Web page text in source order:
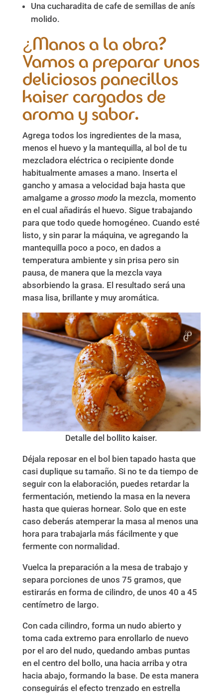
Una cucharadita de cafe de semillas de anís
molido.
¿Manos a la obra?
Vamos a preparar unos
deliciosos panecillos
kaiser cargados de
aroma y sabor.
Agrega todos los ingredientes de la masa,
menos el huevo y la mantequilla, al bol de tu
mezcladora eléctrica o recipiente donde
habitualmente amases a mano. Inserta el
gancho y amasa a velocidad baja hasta que
amalgame a grosso modo la mezcla, momento
en el cual añadirás el huevo. Sigue trabajando
para que todo quede homogéneo. Cuando esté
listo, y sin parar la máquina, ve agregando la
mantequilla poco a poco, en dados a
temperatura ambiente y sin prisa pero sin
pausa, de manera que la mezcla vaya
absorbiendo la grasa. El resultado será una
masa lisa, brillante y muy aromática.
Detalle del bollito kaiser.
Déjala reposar en el bol bien tapado hasta que
casi duplique su tamaño. Si no te da tiempo de
seguir con la elaboración, puedes retardar la
fermentación, metiendo la masa en la nevera
hasta que quieras hornear. Solo que en este
caso deberás atemperar la masa al menos una
hora para trabajarla más fácilmente y que
fermente con normalidad.
Vuelca la preparación a la mesa de trabajo y
separa porciones de unos 75 gramos, que
estirarás en forma de cilindro, de unos 40 a 45
centímetro de largo.
Con cada cilindro, forma un nudo abierto y
toma cada extremo para enrollarlo de nuevo
por el aro del nudo, quedando ambas puntas
en el centro del bollo, una hacia arriba y otra
hacia abajo, formando la base. De esta manera
conseguirás el efecto trenzado en estrella